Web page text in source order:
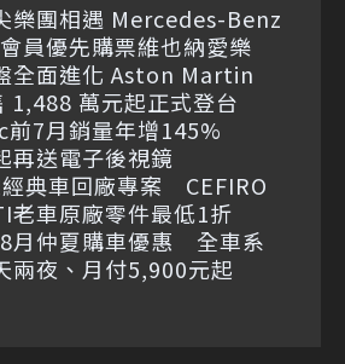
樂團相遇 Mercedes-Benz
員優先購票維也納愛樂
全面進化 Aston Martin
1,488 萬元起正式登台
前7月銷量年增145%
再送電子後視鏡
經典車回廠專案 CEFIRO
老車原廠零件最低1折
月仲夏購車優惠 全車系
兩夜、月付5,900元起